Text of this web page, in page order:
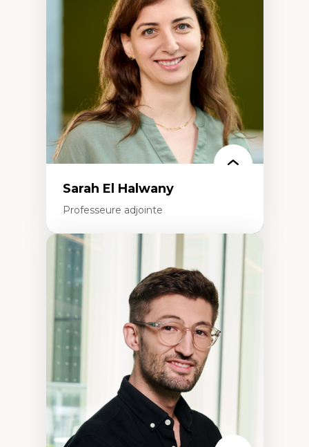
Élites économiques
Sociologie économique
Extractivisme
Classes sociales
Mouvements sociaux
Théories de l’État
Sarah El Halwany
Professeure adjointe
Expertises
Les apports pédagogiques des théories de
l'affect, du posthumanisme, du féminisme
dans l'éducation aux sciences
L'apprentissage des sciences/STIM dans une
perspective socioécologique de care
L’insertion professionnelle des
enseignant.e.s